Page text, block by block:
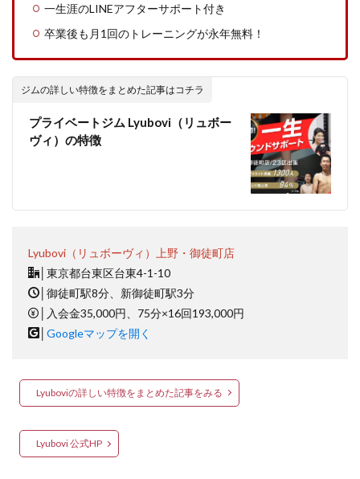
一生涯のLINEアフターサポート付き
卒業後も月1回のトレーニングが永年無料！
ジムの詳しい特徴をまとめた記事はコチラ
プライベートジム Lyubovi（リュボー
ヴィ）の特徴
Lyubovi（リュボーヴィ）上野・御徒町店
東京都台東区台東4-1-10
御徒町駅8分、新御徒町駅3分
入会金35,000円、75分×16回193,000円
Googleマップを開く
Lyuboviの詳しい特徴をまとめた記事をみる
Lyubovi 公式HP